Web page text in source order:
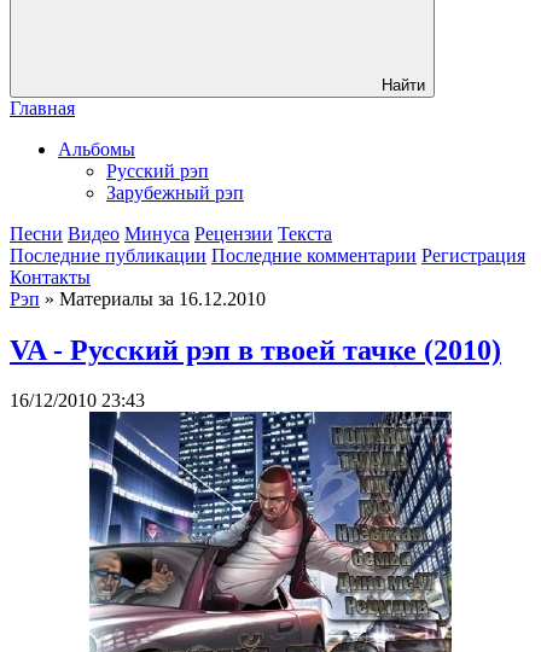
Найти
Главная
Альбомы
Русский рэп
Зарубежный рэп
Песни Видео Минуса Рецензии Текста
Последние публикации Последние комментарии Регистрация
Контакты
Рэп » Материалы за 16.12.2010
VA - Русский рэп в твоей тачке (2010)
16/12/2010 23:43